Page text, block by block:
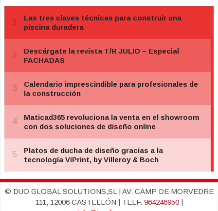
© DUO GLOBAL SOLUTIONS,SL | AV. CAMP DE MORVEDRE
111, 12006 CASTELLÓN | TELF. 964246950|